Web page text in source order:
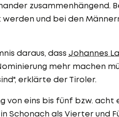
zusammenhängend.
und bei den
daraus, dass Johannes
mehr machen
erklärte der Tiroler.
von eins bis fünf bzw. acht
Schonach als Vierter und